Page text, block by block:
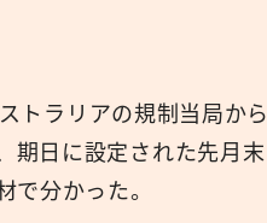
経済
国内
トラリアの規制当局から
期日に設定された先月末
で分かった。